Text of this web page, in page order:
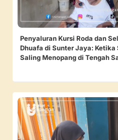
Penyaluran Kursi Roda dan
Dhuafa di Sunter Jaya: Ketika
Saling Menopang di Tengah